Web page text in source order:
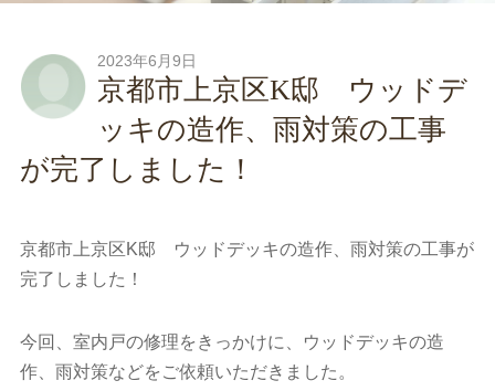
2023年6月9日
京都市上京区K邸 ウッドデ
ッキの造作、雨対策の工事
が完了しました！
京都市上京区K邸 ウッドデッキの造作、雨対策の工事が
完了しました！
今回、室内戸の修理をきっかけに、ウッドデッキの造
作、雨対策などをご依頼いただきました。